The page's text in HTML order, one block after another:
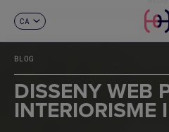
CA
FR
DE
IT
PT
BLOG
DISSENY WEB
INTERIORISME